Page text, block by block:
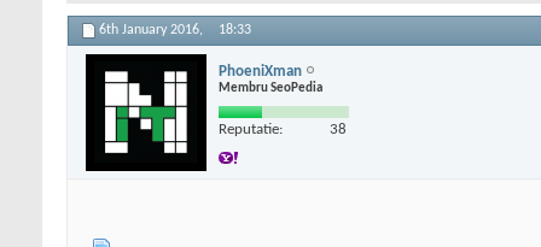
6th January 2016, 18:33
PhoeniXman
Membru SeoPedia
Reputatie: 38